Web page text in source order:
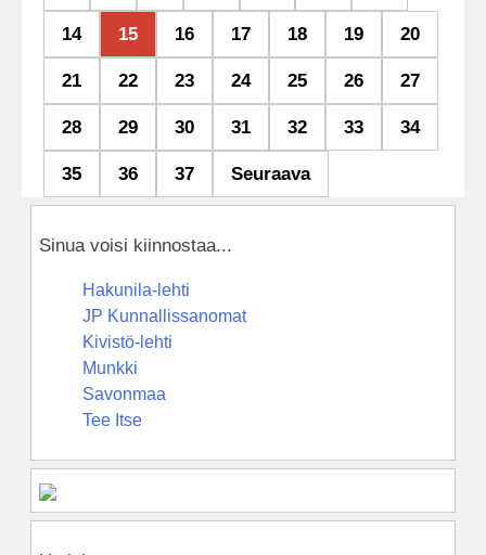
14 15 16 17 18 19 20
21 22 23 24 25 26 27
28 29 30 31 32 33 34
35 36 37 Seuraava
Sinua voisi kiinnostaa...
Hakunila-lehti
JP Kunnallissanomat
Kivistö-lehti
Munkki
Savonmaa
Tee Itse